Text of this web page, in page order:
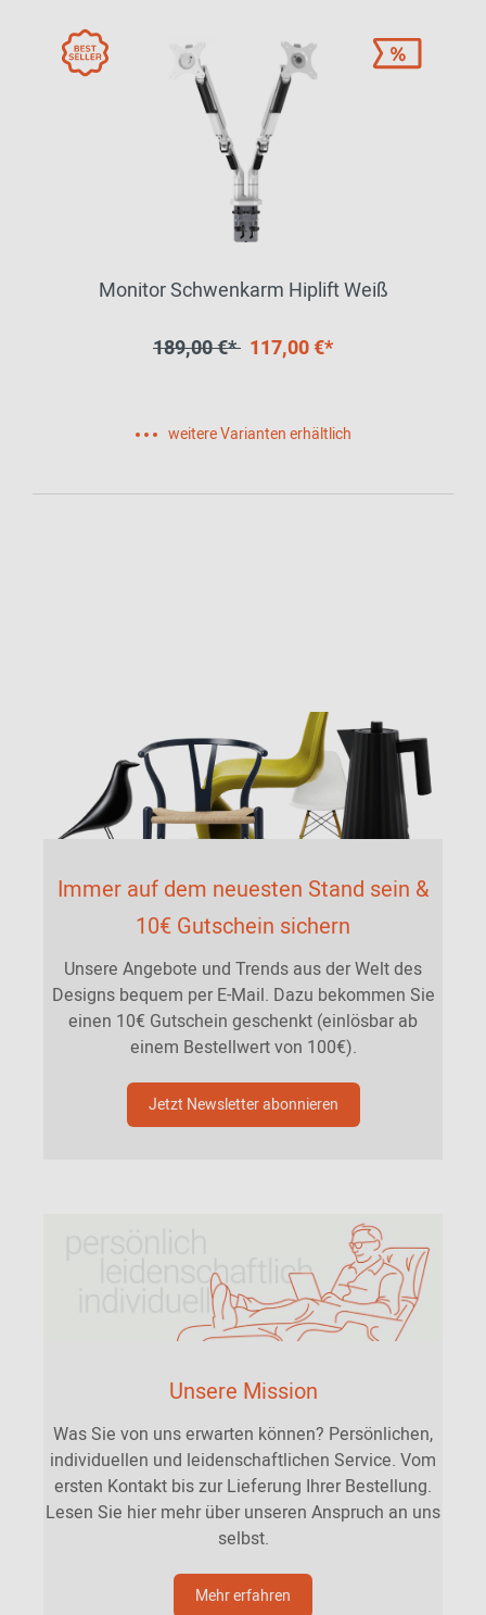
Monitor Schwenkarm Hiplift Weiß
189,00 €* 117,00 €*
weitere Varianten erhältlich
Immer auf dem neuesten Stand sein &
10€ Gutschein sichern
Unsere Angebote und Trends aus der Welt des
Designs bequem per E-Mail. Dazu bekommen Sie
einen 10€ Gutschein geschenkt (einlösbar ab
einem Bestellwert von 100€).
Jetzt Newsletter abonnieren
Unsere Mission
Was Sie von uns erwarten können? Persönlichen,
individuellen und leidenschaftlichen Service. Vom
ersten Kontakt bis zur Lieferung Ihrer Bestellung.
Lesen Sie hier mehr über unseren Anspruch an uns
selbst.
Mehr erfahren